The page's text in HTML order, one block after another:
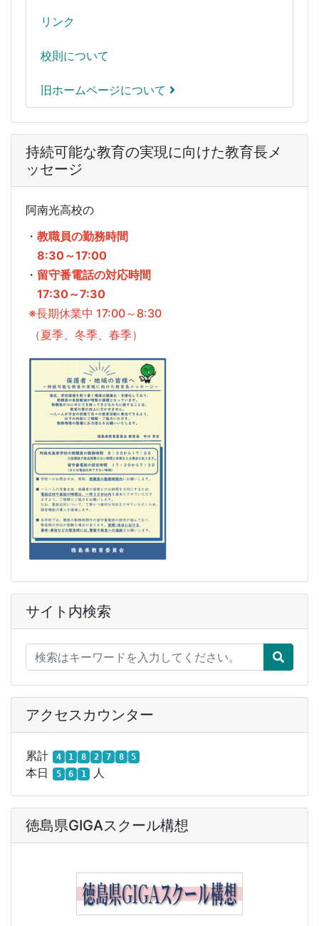
リンク
校則について
旧ホームページについて
持続可能な教育の実現に向けた教育長メ
ッセージ
阿南光高校の
・ 教職員の勤務時間
8:30～17:00
・ 留守番電話の対応時間
17:30～7:30
※長期休業中 17:00～8:30
（夏季、冬季、春季）
サイト内検索
アクセスカウンター
累計 4 1 8 2 7 8 5
本日 5 6 1 人
徳島県GIGAスクール構想